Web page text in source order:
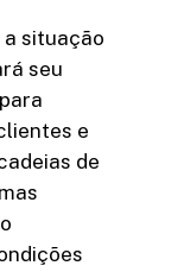
a situação
seu
e
de